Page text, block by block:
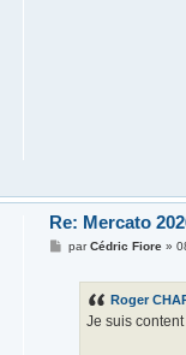
Re: Mercato
MparCédric Fiore »
Roger
Je suis